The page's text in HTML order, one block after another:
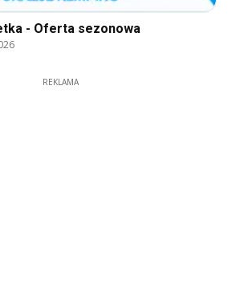
- Oferta sezonowa
REKLAMA